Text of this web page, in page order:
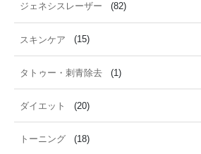
ジェネシスレーザー (82)
スキンケア (15)
タトゥー・刺青除去 (1)
ダイエット (20)
トーニング (18)